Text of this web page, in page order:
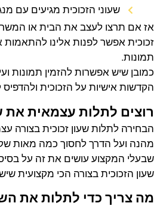
שעוני הזכוכית מגיעים עם
אז אם תרצו לעצב את הבית או
זכוכית אפשר לפנות אלינו להתאמות
תמונות.
כמובן שיש אפשרות להזמין תמונות
הקדשות אישיות על הזכוכית ולהדפיס
רוצים לתלות עצמאית את
הבחירה לתלות שעון זכוכית בצורה
מהנה ועל הדרך לחסוך כמה מאות
שבעלי המקצוע עושים את זה על בסיס
שעון הזכוכית בצורה הכי מקצועית
מה צריך כדי לתלות את